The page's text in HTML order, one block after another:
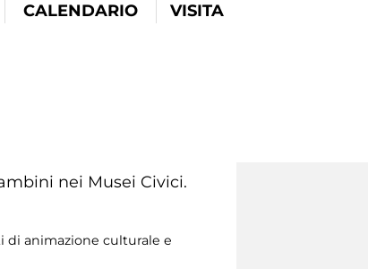
CALENDARIO VISITA
nei Musei Civici.
di animazione culturale e